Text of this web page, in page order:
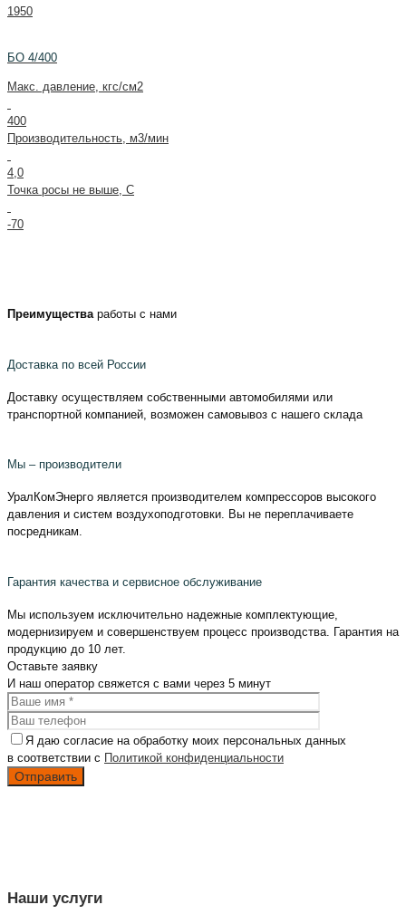
1950
БО 4/400
Макс. давление, кгс/см2
400
Производительность, м3/мин
4,0
Точка росы не выше, С
-70
Преимуществаработы с нами
Доставка по всей России
Доставку осуществляем собственными автомобилями или
транспортной компанией, возможен самовывоз с нашего склада
Мы – производители
УралКомЭнерго является производителем компрессоров высокого
давления и систем воздухоподготовки. Вы не переплачиваете
посредникам.
Гарантия качества и сервисное обслуживание
Мы используем исключительно надежные комплектующие,
модернизируем и совершенствуем процесс производства. Гарантия на
продукцию до 10 лет.
Оставьте заявку
И наш оператор свяжется с вами через 5 минут
Я даю согласие на обработку моих персональных данных
в соответствии с Политикой конфиденциальности
Наши услуги